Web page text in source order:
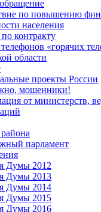
по повышению
населения
контракту
«горячих
области
проекты России
мошенники!
от министерств,
парламент
Думы 2012
Думы 2013
Думы 2014
Думы 2015
Думы 2016